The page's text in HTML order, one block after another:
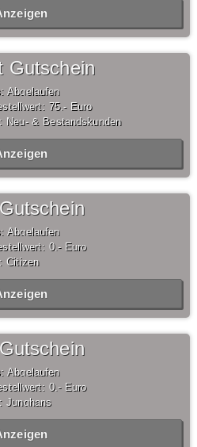
Gutschein
Abgelaufen
75,- Euro
Neu- & Bestandskunden
Abgelaufen
0,- Euro
Citizen
Abgelaufen
0,- Euro
Junghans